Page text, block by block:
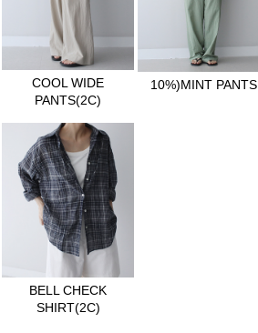
COOL WIDE
PANTS(2C)
10%)MINT PANTS
BELL CHECK
SHIRT(2C)